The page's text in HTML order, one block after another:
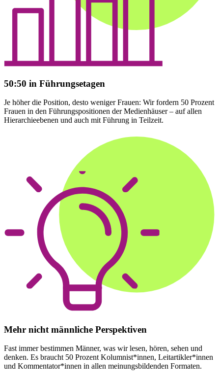
50:50 in Führungsetagen
Je höher die Position, desto weniger Frauen: Wir fordern 50 Prozent
Frauen in den Führungspositionen der Medienhäuser – auf allen
Hierarchieebenen und auch mit Führung in Teilzeit.
Mehr nicht männliche Perspektiven
Fast immer bestimmen Männer, was wir lesen, hören, sehen und
denken. Es braucht 50 Prozent Kolumnist*innen, Leitartikler*innen
und Kommentator*innen in allen meinungsbildenden Formaten.